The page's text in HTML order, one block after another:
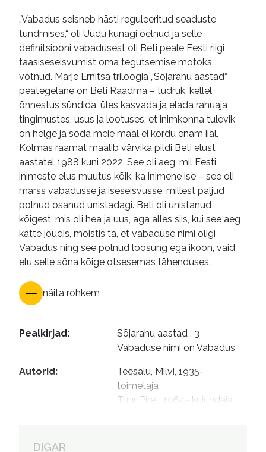
„Vabadus seisneb hästi reguleeritud seaduste
tundmises,“ oli Uudu kunagi öelnud ja selle
definitsiooni vabadusest oli Beti peale Eesti riigi
taasiseseisvumist oma tegutsemise motoks
võtnud. Marje Ernitsa triloogia „Sõjarahu aastad“
peategelane on Beti Raadma – tüdruk, kellel
õnnestus sündida, üles kasvada ja elada rahuaja
tingimustes, usus ja lootuses, et inimkonna tulevik
on helge ja sõda meie maal ei kordu enam iial.
Kolmas raamat maalib värvika pildi Beti elust
aastatel 1988 kuni 2022. See oli aeg, mil Eesti
inimeste elus muutus kõik, ka inimene ise – see oli
marss vabadusse ja iseseisvusse, millest paljud
polnud osanud unistadagi. Beti oli unistanud
kõigest, mis oli hea ja uus, aga alles siis, kui see aeg
kätte jõudis, mõistis ta, et vabaduse nimi oligi
Vabadus ning see polnud loosung ega ikoon, vaid
elu selle sõna kõige otsesemas tähenduses.
näita rohkem
Pealkirjad:
Sõjarahu aastad ; 3
Vabaduse nimi on Vabadus
Autorid:
Teesalu, Milvi, 1935-
toimetaja
Tuur, Piret, 1964- kujundaja
DIGAR